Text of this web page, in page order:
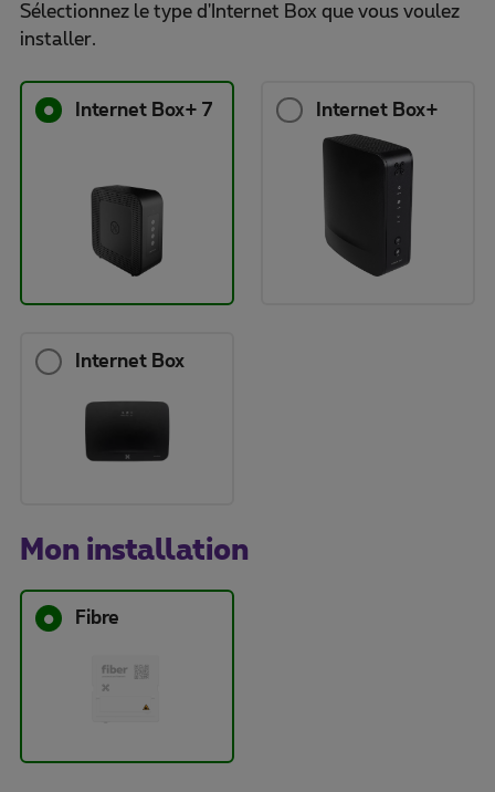
Sélectionnez le type d'Internet Box que vous voulez
installer.
Internet Box+ 7 Internet Box+
Internet Box
Mon installation
Fibre